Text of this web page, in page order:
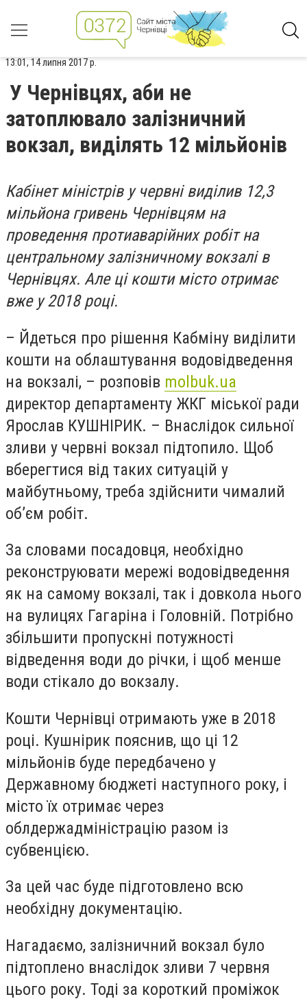
13:01, 14 липня 2017 р.
У Чернівцях, аби не
затоплювало залізничний
вокзал, виділять 12 мільйонів
Кабінет міністрів у червні виділив 12,3
мільйона гривень Чернівцям на
проведення протиаварійних робіт на
центральному залізничному вокзалі в
Чернівцях. Але ці кошти місто отримає
вже у 2018 році.
– Йдеться про рішення Кабміну виділити
кошти на облаштування водовідведення
на вокзалі, – розповів molbuk.ua
директор департаменту ЖКГ міської ради
Ярослав КУШНІРИК. – Внаслідок сильної
зливи у червні вокзал підтопило. Щоб
вберегтися від таких ситуацій у
майбутньому, треба здійснити чималий
об’єм робіт.
За словами посадовця, необхідно
реконструювати мережі водовідведення
як на самому вокзалі, так і довкола нього
на вулицях Гагаріна і Головній. Потрібно
збільшити пропускні потужності
відведення води до річки, і щоб менше
води стікало до вокзалу.
Кошти Чернівці отримають уже в 2018
році. Кушнірик пояснив, що ці 12
мільйонів буде передбачено у
Державному бюджеті наступного року, і
місто їх отримає через
облдержадміністрацію разом із
субвенцією.
За цей час буде підготовлено всю
необхідну документацію.
Нагадаємо, залізничний вокзал було
підтоплено внаслідок зливи 7 червня
цього року. Тоді за короткий проміжок